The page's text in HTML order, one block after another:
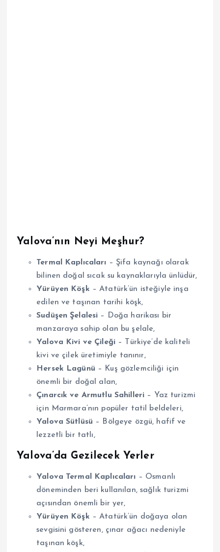
Yalova’nın Neyi Meşhur?
Termal Kaplıcaları – Şifa kaynağı olarak
bilinen doğal sıcak su kaynaklarıyla ünlüdür,
Yürüyen Köşk – Atatürk’ün isteğiyle inşa
edilen ve taşınan tarihi köşk,
Sudüşen Şelalesi – Doğa harikası bir
manzaraya sahip olan bu şelale,
Yalova Kivi ve Çileği – Türkiye’de kaliteli
kivi ve çilek üretimiyle tanınır,
Hersek Lagünü – Kuş gözlemciliği için
önemli bir doğal alan,
Çınarcık ve Armutlu Sahilleri – Yaz turizmi
için Marmara’nın popüler tatil beldeleri,
Yalova Sütlüsü – Bölgeye özgü, hafif ve
lezzetli bir tatlı,
Yalova’da Gezilecek Yerler
Yalova Termal Kaplıcaları – Osmanlı
döneminden beri kullanılan, sağlık turizmi
açısından önemli bir yer,
Yürüyen Köşk – Atatürk’ün doğaya olan
sevgisini gösteren, çınar ağacı nedeniyle
taşınan köşk,